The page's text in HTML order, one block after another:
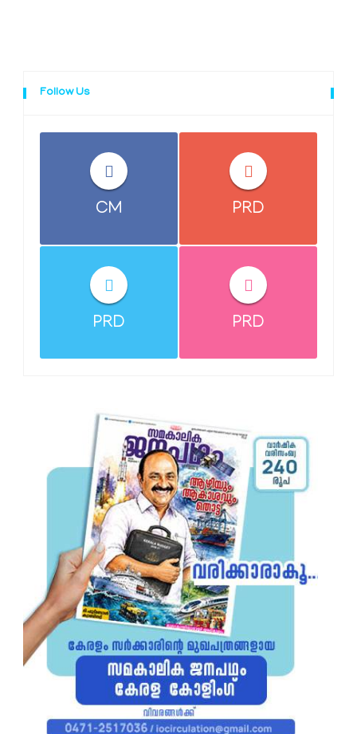
Follow Us
CM PRD
PRD PRD